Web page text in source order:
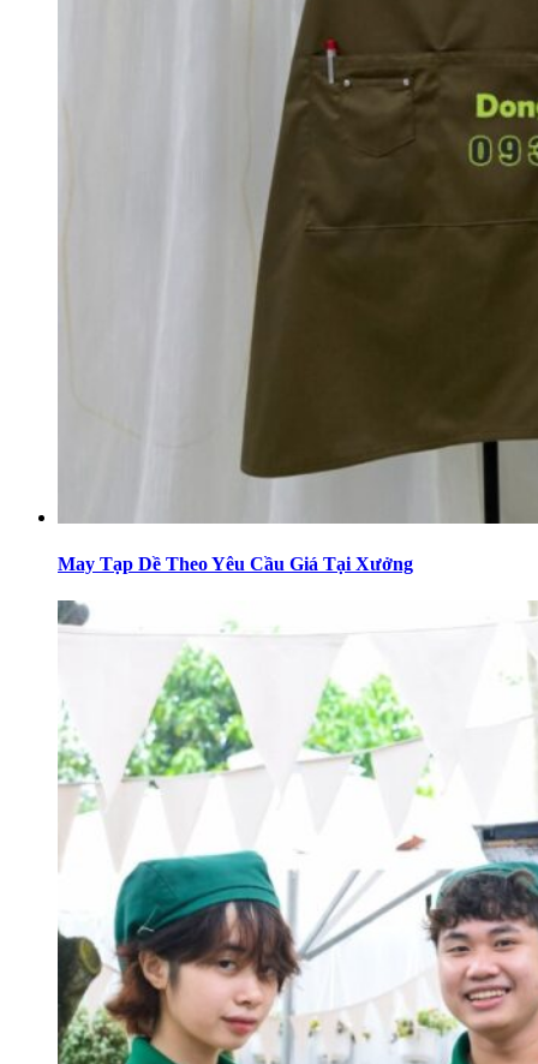
May Tạp Dề Theo Yêu Cầu Giá Tại Xưởng